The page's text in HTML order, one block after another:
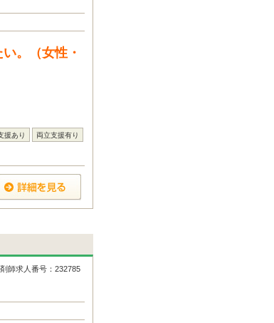
。（女性・
援あり 両立支援有り
師求人番号：232785